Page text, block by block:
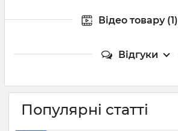
Відео товару (1)
Відгуки
Популярні статті